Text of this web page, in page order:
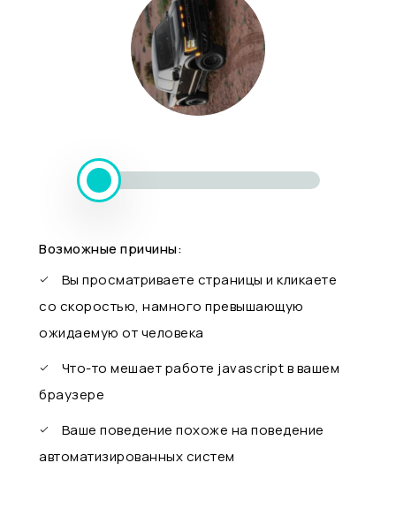
Возможные причины:
Вы просматриваете страницы и кликаете
со скоростью, намного превышающую
ожидаемую от человека
Что-то мешает работе javascript в вашем
браузере
Ваше поведение похоже на поведение
автоматизированных систем